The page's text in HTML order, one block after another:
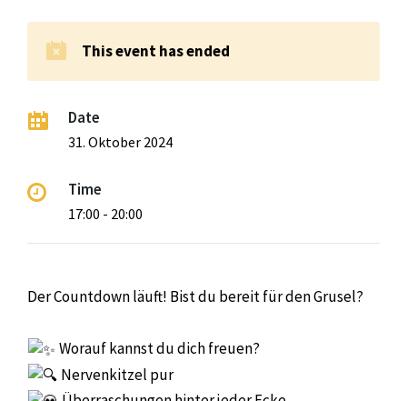
This event has ended
Date
31. Oktober 2024
Time
17:00 - 20:00
Der Countdown läuft! Bist du bereit für den Grusel?
Worauf kannst du dich freuen?
Nervenkitzel pur